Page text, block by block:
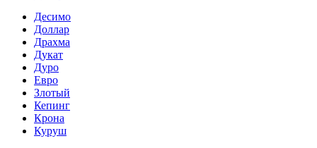
Десимо
Доллар
Драхма
Дукат
Дуро
Евро
Злотый
Кепинг
Крона
Куруш